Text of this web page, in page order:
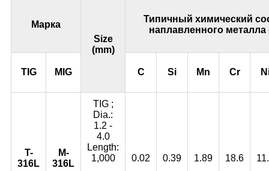
Марка
Size
(mm)
Типичный химический
наплавленного металла
TIG MIG C Si Mn Cr
T-
316L
M-
316L
TIG ;
Dia.:
1.2 -
4.0
Length:
1,000
0.02 0.39 1.89 18.6